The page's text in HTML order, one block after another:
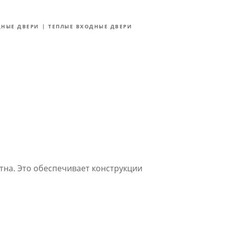
ДВЕРИ ТЕПЛЫЕ ВХОДНЫЕ ДВЕРИ
Это обеспечивает конструкции